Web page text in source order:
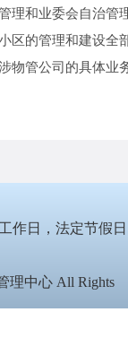
理和业委会自治
区的管理和建设
物管公司的具体业
作日，法定节假日
理中心 All Rights